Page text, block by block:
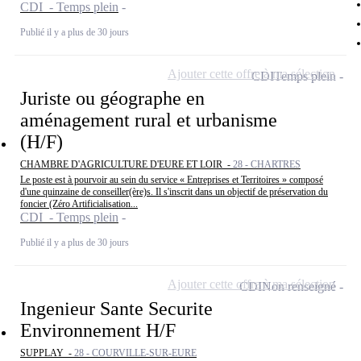
CDI - Temps plein
Publié il y a plus de 30 jours
Juriste ou géographe en
aménagement rural et urbanisme
(H/F)
CHAMBRE D'AGRICULTURE D'EURE ET LOIR - 28 - CHARTRES
Le poste est à pourvoir au sein du service « Entreprises et Territoires » composé
d'une quinzaine de conseiller(ère)s. Il s'inscrit dans un objectif de préservation du
foncier (Zéro Artificialisation...
CDI - Temps plein
Publié il y a plus de 30 jours
CDITemps plein
Ajouter cette offre à ma sélection
Ingenieur Sante Securite
Environnement H/F
SUPPLAY - 28 - COURVILLE-SUR-EURE
CDINon renseigné
Ajouter cette offre à ma sélection